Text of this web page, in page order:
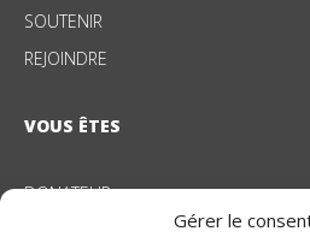
Gérer le
SOUTENIR
REJOINDRE
VOUS ÊTES
DONATEUR